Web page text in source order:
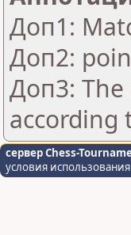
Доп1:
Доп2:
Доп3:
according
сервер Chess-
условия использования